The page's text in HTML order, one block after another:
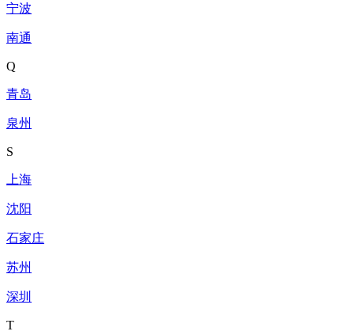
宁波
南通
Q
青岛
泉州
S
上海
沈阳
石家庄
苏州
深圳
T